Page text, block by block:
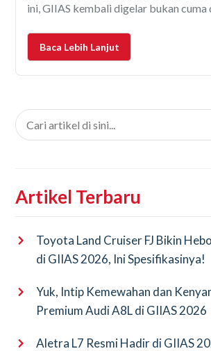
ini, GIIAS kembali digelar bukan cuma
wilayah besar di Indonesia. Mulai dari
Surabaya, Bandung, Semarang, sampai
Baca Lebih Lanjut
Artikel Terbaru
Toyota Land Cruiser FJ Bikin
di GIIAS 2026, Ini Spesifikasinya!
Yuk, Intip Kemewahan dan
Premium Audi A8L di GIIAS 2026
Aletra L7 Resmi Hadir di GIIAS